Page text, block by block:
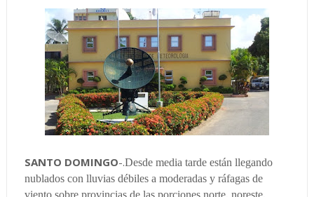
SANTO DOMINGO-.Desde media tarde están llegando
nublados con lluvias débiles a moderadas y ráfagas de
viento sobre provincias de las porciones norte, noreste,